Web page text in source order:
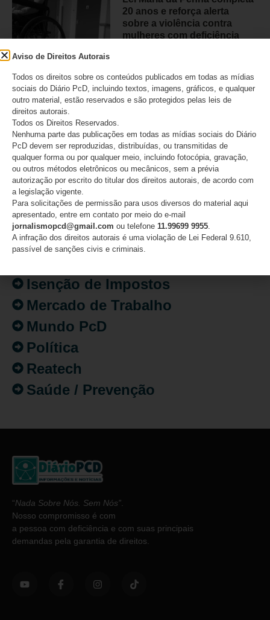
20 anos e reforça alerta
sobre a violência contra
mulheres com deficiência
CATEGORIAS
Acessibilidade
Artigo/Opinião
Atualidades
Destaques
Fatos
Isenção de Impostos
Mercado de Trabalho
Mundo PcD
Política
Reatech
Saúde / Prevenção
“Nada Sobre Nós. Sem Nós”
Nosso compromisso é com
a pessoa com deficiência e com suas principais
demandas pela garantia de direitos.
Aviso de Direitos Autorais
Todos os direitos sobre os conteúdos publicados em todas as mídias
sociais do Diário PcD, incluindo textos, imagens, gráficos, e qualquer
outro material, estão reservados e são protegidos pelas leis de
direitos autorais.
Todos os Direitos Reservados.
Nenhuma parte das publicações em todas as mídias sociais do Diário
PcD devem ser reproduzidas, distribuídas, ou transmitidas de
qualquer forma ou por qualquer meio, incluindo fotocópia, gravação,
ou outros métodos eletrônicos ou mecânicos, sem a prévia
autorização por escrito do titular dos direitos autorais, de acordo com
a legislação vigente.
Para solicitações de permissão para usos diversos do material aqui
apresentado, entre em contato por meio do e-mail
jornalismopcd@gmail.com ou telefone 11.99699 9955
A infração dos direitos autorais é uma violação de Lei Federal 9.610,
passível de sanções civis e criminais.